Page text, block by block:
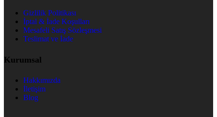
Gizlilik Politikası
İptal & İade Koşulları
Mesafeli Satış Sözleşmesi
Teslimat ve İade
Kurumsal
Hakkımızda
İletişim
Blog